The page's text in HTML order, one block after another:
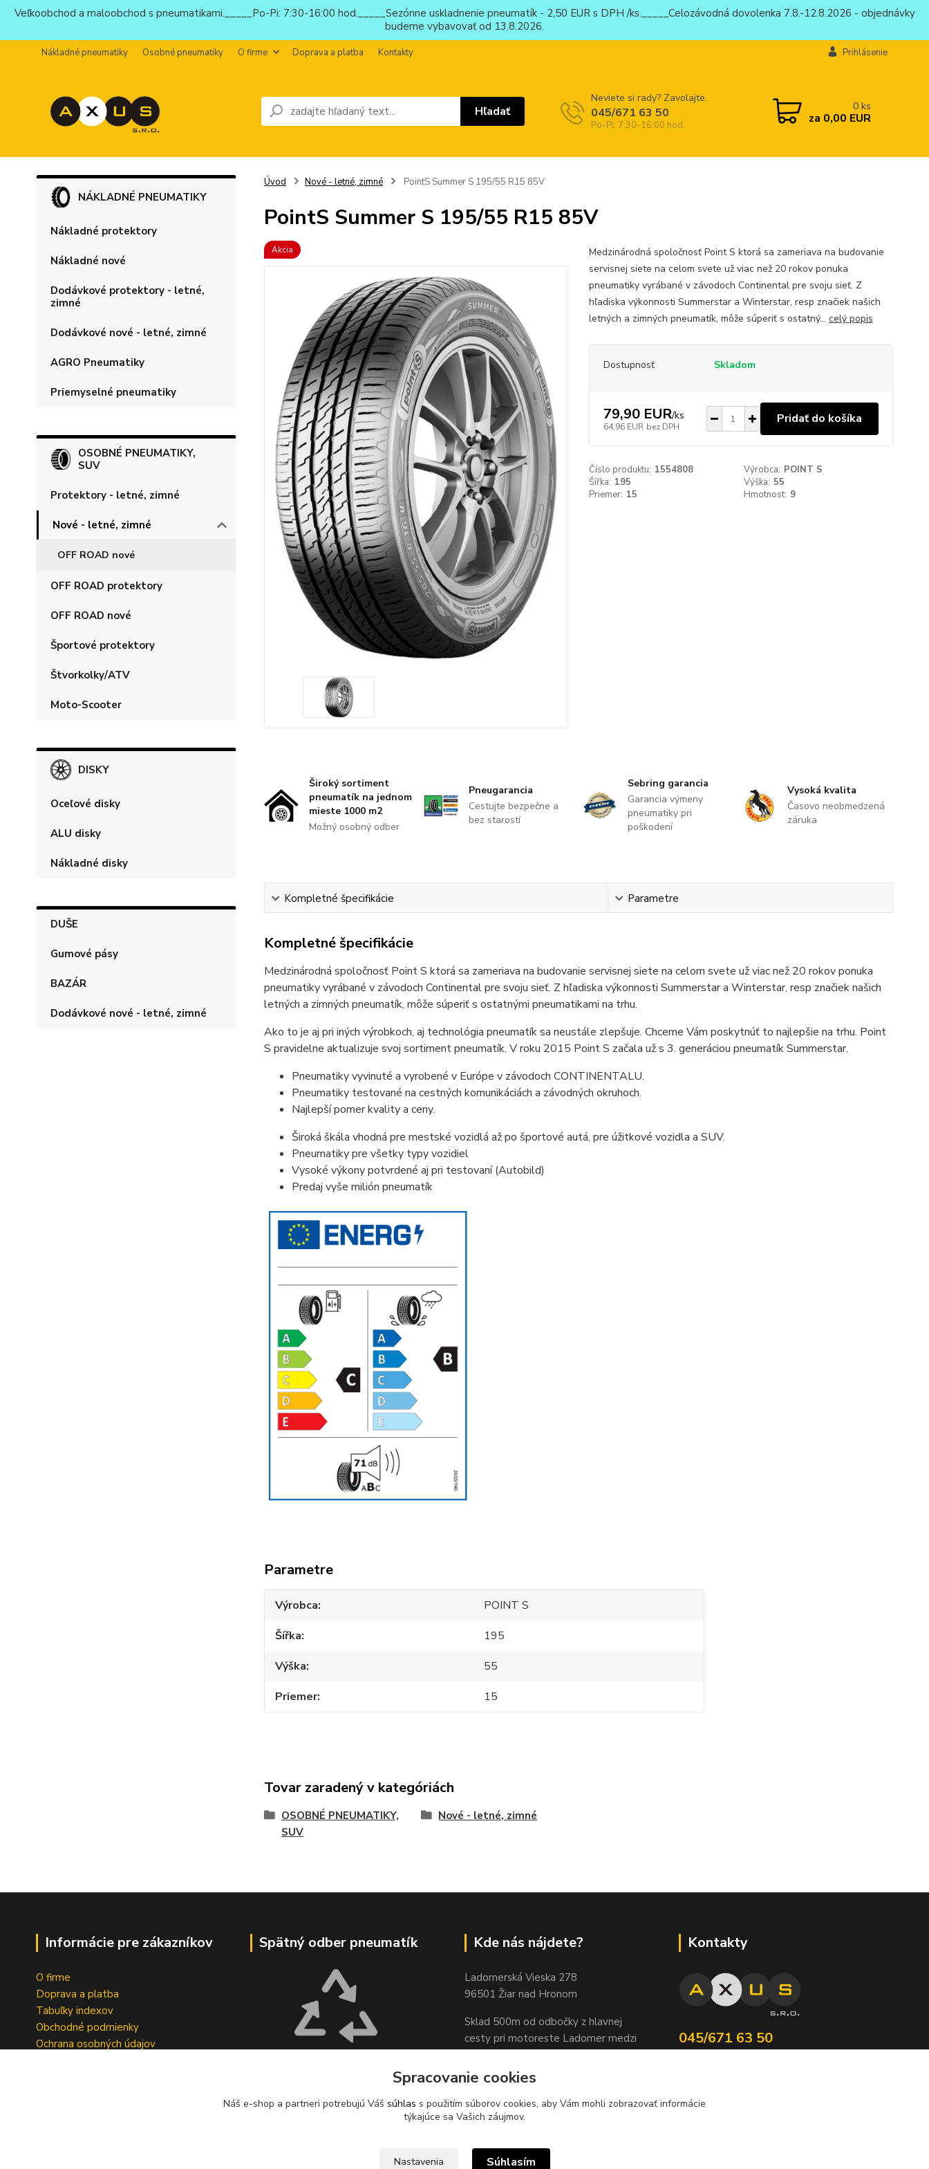
Veľkoobchod a maloobchod s pneumatikami._____Po-Pi: 7:30-16:00 hod._____Sezónne uskladnenie pneumatík - 2,50 EUR s DPH /ks._____Celozávodná dovolenka 7.8.-12.8.2026 - objednávky
budeme vybavovať od 13.8.2026.
Nákladné pneumatiky Osobné pneumatiky O firme Doprava a platba Kontakty Prihlásenie
Hľadať
Neviete si rady? Zavolajte.
045/671 63 50
Po-Pi: 7:30-16:00 hod.
0 ks
za 0,00 EUR
NÁKLADNÉ PNEUMATIKY
Nákladné protektory
Nákladné nové
Dodávkové protektory - letné,
zimné
Dodávkové nové - letné, zimné
AGRO Pneumatiky
Priemyselné pneumatiky
OSOBNÉ PNEUMATIKY,
SUV
Protektory - letné, zimné
Nové - letné, zimné
OFF ROAD nové
OFF ROAD protektory
OFF ROAD nové
Športové protektory
Štvorkolky/ATV
Moto-Scooter
DISKY
Oceľové disky
ALU disky
Nákladné disky
DUŠE
Gumové pásy
BAZÁR
Dodávkové nové - letné, zimné
Úvod Nové - letné, zimné PointS Summer S 195/55 R15 85V
PointS Summer S 195/55 R15 85V
Akcia
Medzinárodná spoločnosť Point S ktorá sa zameriava na budovanie
servisnej siete na celom svete už viac než 20 rokov ponuka
pneumatiky vyrábané v závodoch Continental pre svoju sieť. Z
hľadiska výkonnosti Summerstar a Winterstar, resp značiek našich
letných a zimných pneumatík, môže súperiť s ostatný... celý popis
Dostupnosť Skladom
79,90 EUR/ks
64,96 EUR bez DPH
Pridať do košíka
Číslo produktu: 1554808 Výrobca: POINT S
Šířka: 195 Výška: 55
Priemer: 15 Hmotnost: 9
Široký sortiment
pneumatík na jednom
mieste 1000 m2
Možný osobný odber
Pneugarancia
Cestujte bezpečne a
bez starostí
Sebring garancia
Garancia výmeny
pneumatiky pri
poškodení
Vysoká kvalita
Časovo neobmedzená
záruka
Kompletné špecifikácie Parametre
Kompletné špecifikácie
Medzinárodná spoločnosť Point S ktorá sa zameriava na budovanie servisnej siete na celom svete už viac než 20 rokov ponuka
pneumatiky vyrábané v závodoch Continental pre svoju sieť. Z hľadiska výkonnosti Summerstar a Winterstar, resp značiek našich
letných a zimných pneumatík, môže súperiť s ostatnými pneumatikami na trhu.
Ako to je aj pri iných výrobkoch, aj technológia pneumatík sa neustále zlepšuje. Chceme Vám poskytnúť to najlepšie na trhu. Point
S pravidelne aktualizuje svoj sortiment pneumatík. V roku 2015 Point S začala už s 3. generáciou pneumatík Summerstar.
Pneumatiky vyvinuté a vyrobené v Európe v závodoch CONTINENTALU.
Pneumatiky testované na cestných komunikáciách a závodných okruhoch.
Najlepší pomer kvality a ceny.
Široká škála vhodná pre mestské vozidlá až po športové autá, pre úžitkové vozidla a SUV.
Pneumatiky pre všetky typy vozidiel
Vysoké výkony potvrdené aj pri testovaní (Autobild)
Predaj vyše milión pneumatík
Parametre
Výrobca
POINT S
Šířka
195
Výška
55
Priemer
15
Tovar zaradený v kategóriách
OSOBNÉ PNEUMATIKY,
SUV
Nové - letné, zimné
Informácie pre zákazníkov
O firme
Doprava a platba
Tabuľky indexov
Obchodné podmienky
Ochrana osobných údajov
Spätný odber pneumatík
bezplatný spätný zber odpadových
Geromettova 78, 96621 Lovča.
Kde nás nájdete?
Ladomerská Vieska 278
96501 Žiar nad Hronom
Sklad 500m od odbočky z hlavnej
cesty pri motoreste Ladomer medzi
Kontakty
045/671 63 50
Spracovanie cookies
Náš e-shop a partneri potrebujú Váš súhlas s použitím súborov cookies, aby Vám mohli zobrazovať informácie
týkajúce sa Vašich záujmov.
Nastavenia Súhlasím